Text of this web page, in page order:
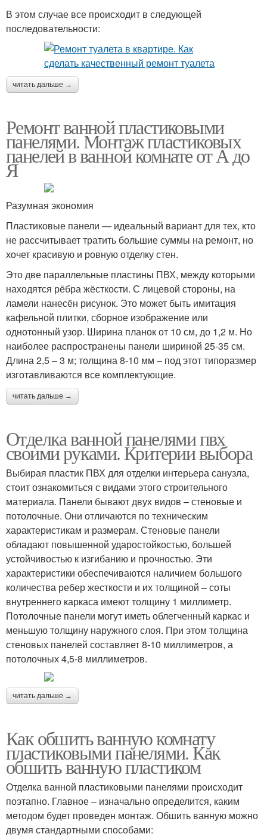
В этом случае все происходит в следующей
последовательности:
читать дальше →
Ремонт ванной пластиковыми
панелями. Монтаж пластиковых
панелей в ванной комнате от А до
Я
Разумная экономия
Пластиковые панели — идеальный вариант для тех, кто
не рассчитывает тратить большие суммы на ремонт, но
хочет красивую и ровную отделку стен.
Это две параллельные пластины ПВХ, между которыми
находятся рёбра жёсткости. С лицевой стороны, на
ламели нанесён рисунок. Это может быть имитация
кафельной плитки, сборное изображение или
однотонный узор. Ширина планок от 10 см, до 1,2 м. Но
наиболее распространены панели шириной 25-35 см.
Длина 2,5 – 3 м; толщина 8-10 мм – под этот типоразмер
изготавливаются все комплектующие.
читать дальше →
Отделка ванной панелями пвх
своими руками. Критерии выбора
Выбирая пластик ПВХ для отделки интерьера санузла,
стоит ознакомиться с видами этого строительного
материала. Панели бывают двух видов – стеновые и
потолочные. Они отличаются по техническим
характеристикам и размерам. Стеновые панели
обладают повышенной ударостойкостью, большей
устойчивостью к изгибанию и прочностью. Эти
характеристики обеспечиваются наличием большого
количества ребер жесткости и их толщиной – соты
внутреннего каркаса имеют толщину 1 миллиметр.
Потолочные панели могут иметь облегченный каркас и
меньшую толщину наружного слоя. При этом толщина
стеновых панелей составляет 8-10 миллиметров, а
потолочных 4,5-8 миллиметров.
читать дальше →
Как обшить ванную комнату
пластиковыми панелями. Как
обшить ванную пластиком
Отделка ванной пластиковыми панелями происходит
поэтапно. Главное – изначально определится, каким
методом будет проведен монтаж. Обшить ванную можно
двумя стандартными способами: